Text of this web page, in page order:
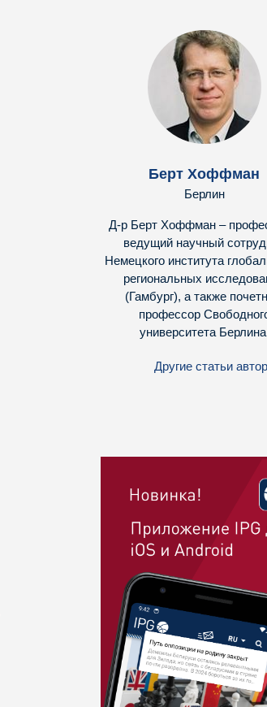
Берт Хоффман
Берлин
Д-р Берт Хоффман –
ведущий научный
Немецкого института
региональных
(Гамбург), а также
профессор
университета
Другие статьи